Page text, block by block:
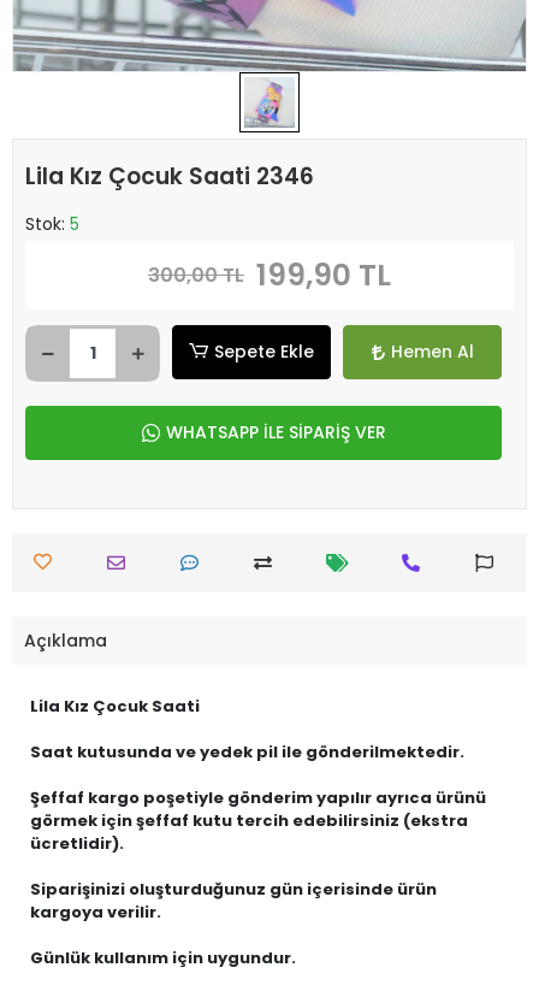
Lila Kız Çocuk Saati 2346
Stok: 5
300,00 TL 199,90 TL
Sepete Ekle Hemen Al
WHATSAPP İLE SİPARİŞ VER
Açıklama
Lila Kız Çocuk Saati
Saat kutusunda ve yedek pil ile gönderilmektedir.
Şeffaf kargo poşetiyle gönderim yapılır ayrıca ürünü
görmek için şeffaf kutu tercih edebilirsiniz (ekstra
ücretlidir).
Siparişinizi oluşturduğunuz gün içerisinde ürün
kargoya verilir.
Günlük kullanım için uygundur.